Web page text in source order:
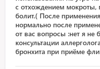
с отхождением мокроты,
болит.( После
нормально после
от вас вопросы :нет я не
консультации
бронхита при приёме